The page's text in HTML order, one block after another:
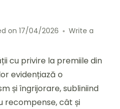
on 17/04/2026
Write a
cu privire la premiile din
evidențiază o
și îngrijorare, subliniind
cât și